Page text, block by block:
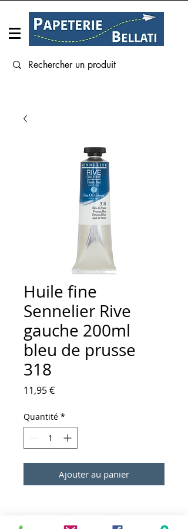
Huile fine
Sennelier Rive
gauche 200ml
bleu de prusse
318
11,95 €Prix
Quantité *
Ajouter au panier